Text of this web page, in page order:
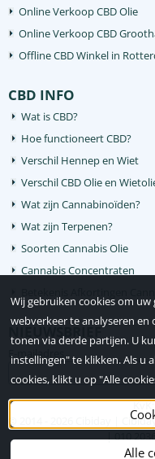
Online Verkoop CBD Olie
Online Verkoop CBD
Offline CBD Winkel in
CBD INFO
Wat is CBD?
Hoe functioneert CBD?
Verschil Hennep en Wiet
Verschil CBD Olie en
Wat zijn Cannabinoïden?
Wat zijn Terpenen?
Soorten Cannabis Olie
Cannabis Concentraten
NIEUWSBRIEF
E-mailadres
© 2014 -
Cibiday |
| 010
Wij gebruiken cookies om
webverkeer te analyseren
tonen via derde partijen. U
instellingen" te klikken. Als u
cookies, klikt u op "Alle
Alle